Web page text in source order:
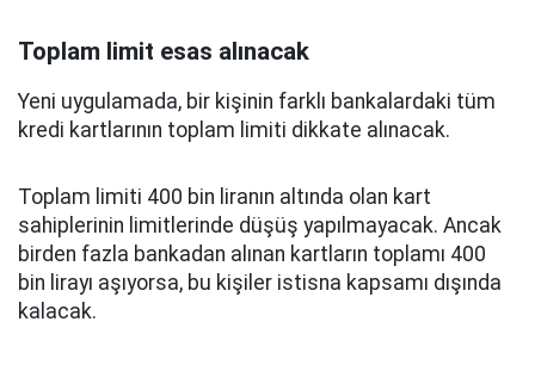
Toplam limit esas alınacak
Yeni uygulamada, bir kişinin farklı bankalardaki tüm
kredi kartlarının toplam limiti dikkate alınacak.
Toplam limiti 400 bin liranın altında olan kart
sahiplerinin limitlerinde düşüş yapılmayacak. Ancak
birden fazla bankadan alınan kartların toplamı 400
bin lirayı aşıyorsa, bu kişiler istisna kapsamı dışında
kalacak.